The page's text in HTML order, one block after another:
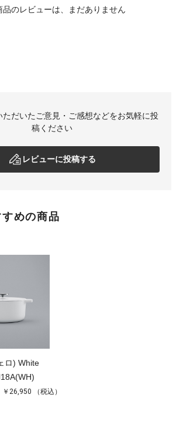
品のレビューは、まだありません
ただいたご意見・ご感想などをお気軽に投
稿ください
レビューに投稿する
めの商品
ロ) White
￥26,950 （税込）